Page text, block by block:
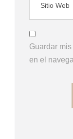
Guardar
en el